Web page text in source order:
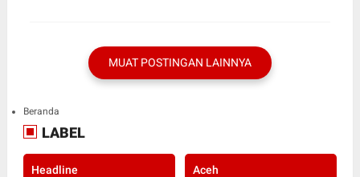
MUAT POSTINGAN LAINNYA
Beranda
LABEL
Headline Aceh